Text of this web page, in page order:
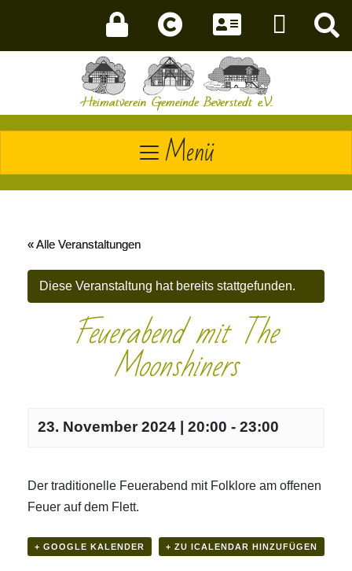
Menü
« Alle Veranstaltungen
Diese Veranstaltung hat bereits stattgefunden.
Feuerabend mit The
Moonshiners
23. November 2024 | 20:00 - 23:00
Der traditionelle Feuerabend mit Folklore am offenen
Feuer auf dem Flett.
+ GOOGLE KALENDER + ZU ICALENDAR HINZUFÜGEN